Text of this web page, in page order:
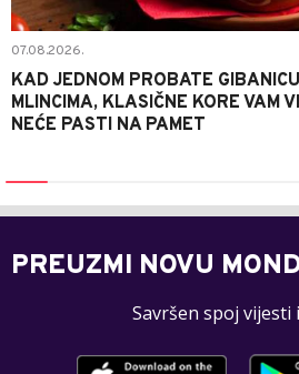
07.08.2026.
KAD JEDNOM PROBATE
MLINCIMA, KLASIČNE KORE VAM
NEĆE PASTI NA PAMET
PREUZMI NOVU
Savršen spoj vijesti